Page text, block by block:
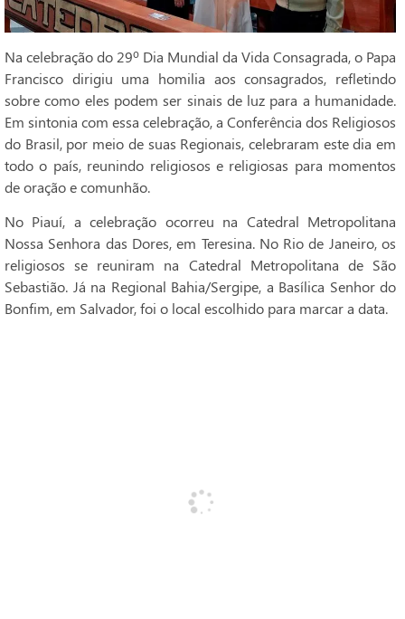
Na celebração do 29º Dia Mundial da Vida Consagrada, o Papa
Francisco dirigiu uma homilia aos consagrados, refletindo
sobre como eles podem ser sinais de luz para a humanidade.
Em sintonia com essa celebração, a Conferência dos Religiosos
do Brasil, por meio de suas Regionais, celebraram este dia em
todo o país, reunindo religiosos e religiosas para momentos
de oração e comunhão.
No Piauí, a celebração ocorreu na Catedral Metropolitana
Nossa Senhora das Dores, em Teresina. No Rio de Janeiro, os
religiosos se reuniram na Catedral Metropolitana de São
Sebastião. Já na Regional Bahia/Sergipe, a Basílica Senhor do
Bonfim, em Salvador, foi o local escolhido para marcar a data.